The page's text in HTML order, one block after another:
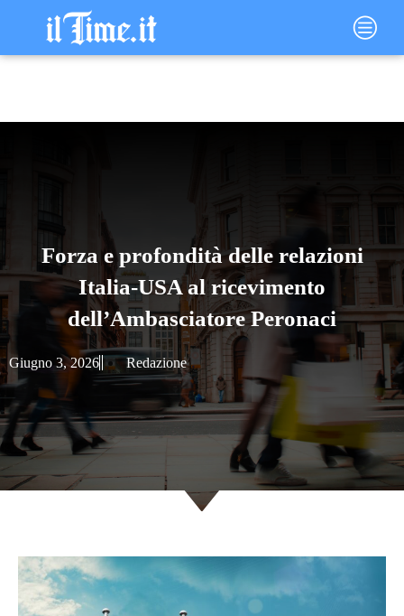
contenuto
Main
Menu
Forza e profondità delle relazioni
Italia-USA al ricevimento
dell’Ambasciatore Peronaci
Giugno 3, 2026 Redazione